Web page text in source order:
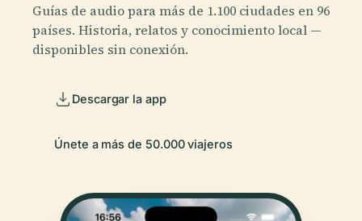
Guías de audio para más de 1.100 ciudades en 96
países. Historia, relatos y conocimiento local —
disponibles sin conexión.
Descargar la app
Únete a más de 50.000 viajeros